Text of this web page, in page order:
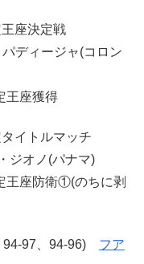
座決定戦
ディージャ(コロン
王座獲得
イトルマッチ
オノ(パナマ)
王座防衛①(のちに剥
94-97、94-96) フア